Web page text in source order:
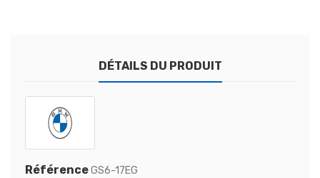
DÉTAILS DU PRODUIT
RéférenceGS6-17EG